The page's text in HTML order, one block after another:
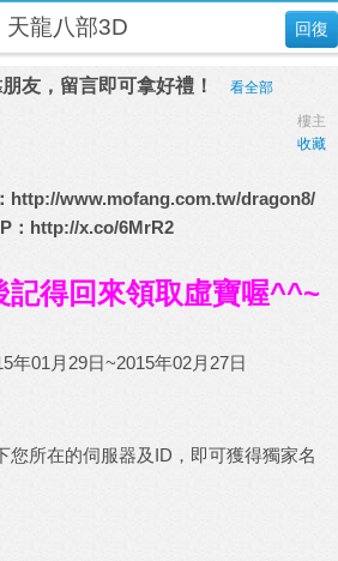
回復
天龍八部3D
友，留言即可拿好禮！ 看全部
樓主
收藏
http://www.mofang.com.tw/dragon8/
： http://x.co/6MrR2
記得回來領取虛寶喔^^~
年01月29日~2015年02月27日
您所在的伺服器及ID，即可獲得獨家名